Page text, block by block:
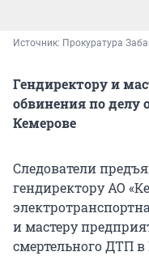
Источник: Прокуратура
Гендиректору и
обвинения по делу
Кемерове
Следователи
гендиректору АО
и мастеру
смертельного ДТП